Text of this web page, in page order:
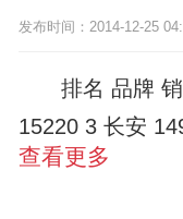
发布时间：2014-12-25
排名 品牌
15220 3 长安
查看更多